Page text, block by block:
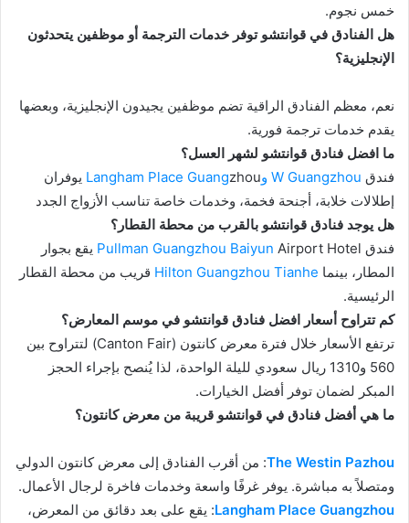
خمس نجوم.
هل الفنادق في قوانتشو توفر خدمات الترجمة أو موظفين يتحدثون
الإنجليزية؟
نعم، معظم الفنادق الراقية تضم موظفين يجيدون الإنجليزية، وبعضها
يقدم خدمات ترجمة فورية.
ما افضل فنادق قوانتشو لشهر العسل؟
فندق W Guangzhou وLangham Place Guang
zhou يوفران
إطلالات خلابة، أجنحة فخمة، وخدمات خاصة تناسب الأزواج الجدد
هل يوجد فنادق قوانتشو بالقرب من محطة القطار؟
فندق
Pullman Guangzhou Baiyun Airport Hotel يقع بجوار
المطار، بينما Hilton Guangzhou Tianhe قريب من محطة القطار
الرئيسية.
كم تتراوح أسعار افضل فنادق قوانتشو في موسم المعارض؟
ترتفع الأسعار خلال فترة معرض كانتون (Canton Fair) لتتراوح بين
560 و1310 ريال سعودي لليلة الواحدة، لذا يُنصح بإجراء الحجز
المبكر لضمان توفر أفضل الخيارات.
ما هي أفضل فنادق في قوانتشو قريبة من معرض كانتون؟
The Westin Pazhou: من أقرب الفنادق إلى معرض كانتون الدولي
ومتصلاً به مباشرة. يوفر غرفًا واسعة وخدمات فاخرة لرجال الأعمال.
Langham Place Guangzhou: يقع على بعد دقائق من المعرض،